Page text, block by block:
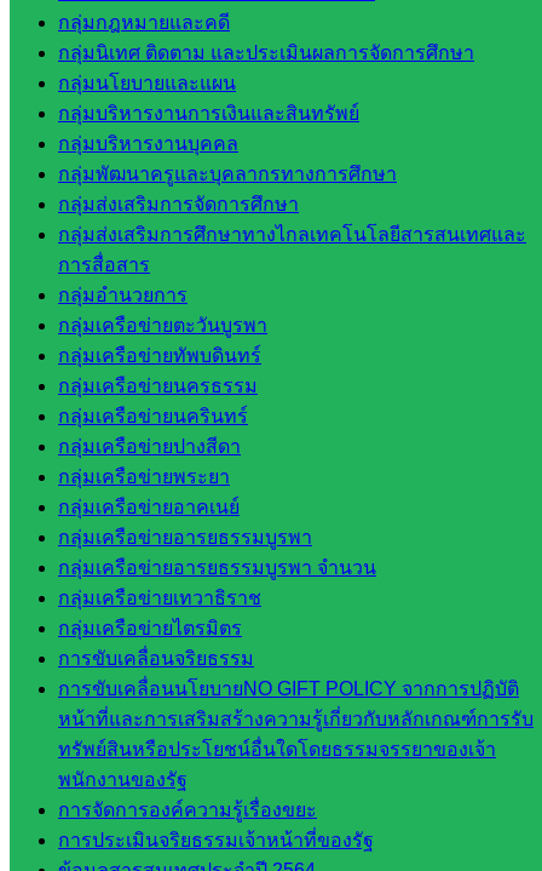
กลุ่มกฎหมายและคดี
กลุ่มนิเทศ ติดตาม และประเมินผลการจัดการศึกษา
กลุ่มนโยบายและแผน
กลุ่มบริหารงานการเงินและสินทรัพย์
กลุ่มบริหารงานบุคคล
กลุ่มพัฒนาครูและบุคลากรทางการศึกษา
กลุ่มส่งเสริมการจัดการศึกษา
กลุ่มส่งเสริมการศึกษาทางไกลเทคโนโลยีสารสนเทศและ
การสื่อสาร
กลุ่มอำนวยการ
กลุ่มเครือข่ายตะวันบูรพา
กลุ่มเครือข่ายทัพบดินทร์
กลุ่มเครือข่ายนครธรรม
กลุ่มเครือข่ายนครินทร์
กลุ่มเครือข่ายปางสีดา
กลุ่มเครือข่ายพระยา
กลุ่มเครือข่ายอาคเนย์
กลุ่มเครือข่ายอารยธรรมบูรพา
กลุ่มเครือข่ายอารยธรรมบูรพา จำนวน
กลุ่มเครือข่ายเทวาธิราช
กลุ่มเครือข่ายไตรมิตร
การขับเคลื่อนจริยธรรม
การขับเคลื่อนนโยบายNO GIFT POLICY จากการปฏิบัติ
หน้าที่และการเสริมสร้างความรู้เกี่ยวกับหลักเกณฑ์การรับ
ทรัพย์สินหรือประโยชน์อื่นใดโดยธรรมจรรยาของเจ้า
พนักงานของรัฐ
การจัดการองค์ความรู้เรื่องขยะ
การประเมินจริยธรรมเจ้าหน้าที่ของรัฐ
ขั้นพื้น
ฐาน
รายชื่อ
มหาวิทยาลัย
ใน
ประเทศไทย
เว็บไซต์
สำนักต่าง
ๆ ใน
สพฐ.
เว็บไซต์
สพม. ใน
สังกัด
สพฐ.
เว็บไซต์
สพป. ใน
สังกัด
สพฐ.
กรมบัญชี
กลาง
สำนักงาน
ส.ก.ส.ค
หน่วยงาน
ในจังหวัด
สระแก้ว